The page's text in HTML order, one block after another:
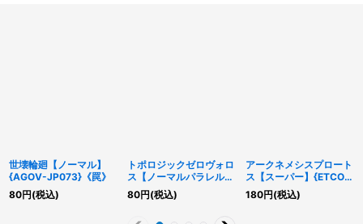
世壊輪廻【ノーマル】
{AGOV-JP073}《罠》
80円(税込)
トポロジックゼロヴォロ
ス【ノーマルパラレル】
{DBCB-JP027}《リン
ク》
80円(税込)
アークネメシスプロート
ス【スーパー】{ETCO-
JP008}《モンスター》
180円(税込)